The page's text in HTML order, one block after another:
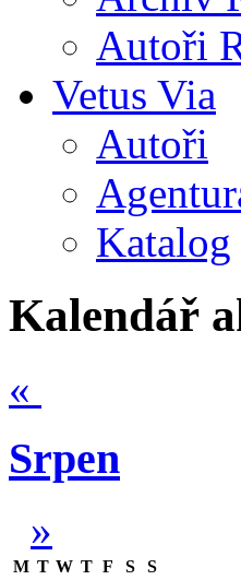
Autoři
Vetus Via
Autoři
Katalog
Kalendář
«
Srpen
»
M T W T F S
S